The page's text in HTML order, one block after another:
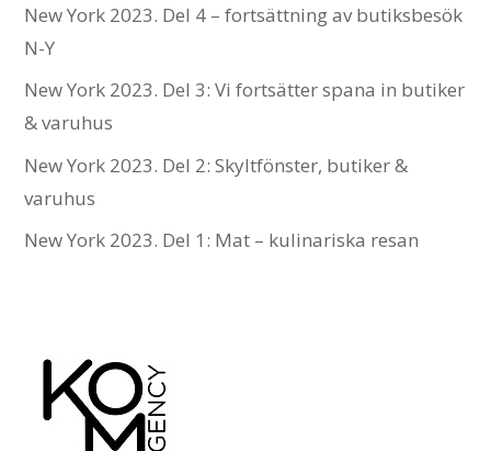
New York 2023. Del 4 – fortsättning av butiksbesök
N-Y
New York 2023. Del 3: Vi fortsätter spana in butiker
& varuhus
New York 2023. Del 2: Skyltfönster, butiker &
varuhus
New York 2023. Del 1: Mat – kulinariska resan